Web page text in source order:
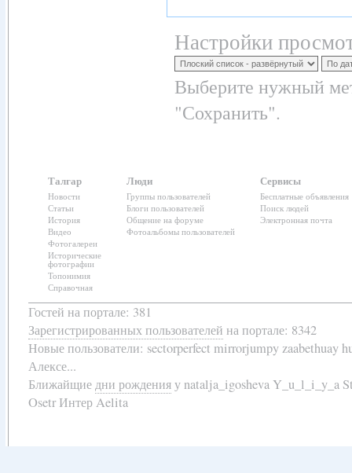
Настройки
Выберите нужный
"Сохранить".
Талгар
Новости
Статьи
История
Видео
Фотогалереи
Исторические
фотографии
Топонимия
Справочная
Люди
Группы пользователей
Блоги пользователей
Общение на форуме
Фотоальбомы пользователей
Сервисы
Бесплатные объявления
Поиск людей
Электронная почта
Гостей на портале: 381
Зарегистрированных пользователей на портале: 8342
Новые пользователи: sectorperfect mirrorjumpy zaabethuay
Алексе...
Ближайщиедни рожденияу natalja_igosheva Y_u_l_i_y_a
Osetr Интер Aelita